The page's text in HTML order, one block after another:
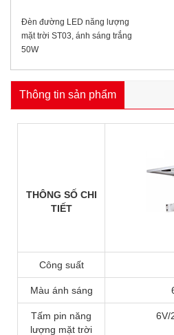
Đèn đường LED năng lượng
mặt trời ST03, ánh sáng trắng
50W
Thông tin sản phẩm
THÔNG SỐ CHI
TIẾT
Công suất
Màu ánh sáng
Tấm pin năng
lượng mặt trời
6V/